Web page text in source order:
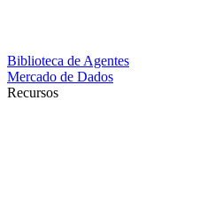
Biblioteca de Agentes
Mercado de Dados
Recursos